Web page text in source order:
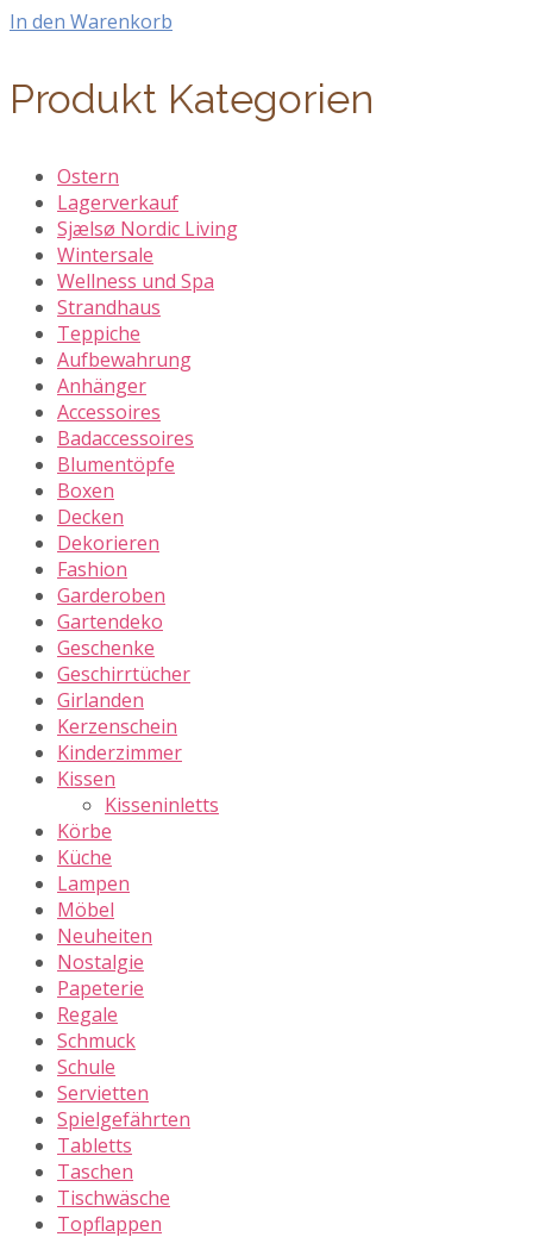
In den Warenkorb
Produkt Kategorien
Ostern
Lagerverkauf
Sjælsø Nordic Living
Wintersale
Wellness und Spa
Strandhaus
Teppiche
Aufbewahrung
Anhänger
Accessoires
Badaccessoires
Blumentöpfe
Boxen
Decken
Dekorieren
Fashion
Garderoben
Gartendeko
Geschenke
Geschirrtücher
Girlanden
Kerzenschein
Kinderzimmer
Kissen
Kisseninletts
Körbe
Küche
Lampen
Möbel
Neuheiten
Nostalgie
Papeterie
Regale
Schmuck
Schule
Servietten
Spielgefährten
Tabletts
Taschen
Tischwäsche
Topflappen